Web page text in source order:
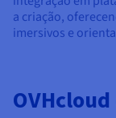
a criação,
imersivos e